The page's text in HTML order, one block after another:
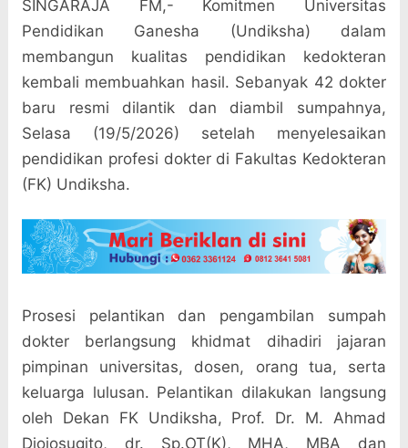
SINGARAJA FM,- Komitmen Universitas
Pendidikan Ganesha (Undiksha) dalam
membangun kualitas pendidikan kedokteran
kembali membuahkan hasil. Sebanyak 42 dokter
baru resmi dilantik dan diambil sumpahnya,
Selasa (19/5/2026) setelah menyelesaikan
pendidikan profesi dokter di Fakultas Kedokteran
(FK) Undiksha.
Prosesi pelantikan dan pengambilan sumpah
dokter berlangsung khidmat dihadiri jajaran
pimpinan universitas, dosen, orang tua, serta
keluarga lulusan. Pelantikan dilakukan langsung
oleh Dekan FK Undiksha, Prof. Dr. M. Ahmad
Djojosugito, dr. Sp.OT(K), MHA, MBA dan